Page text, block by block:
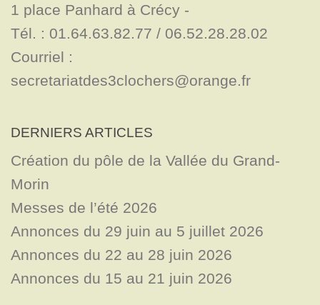
1 place Panhard à Crécy -
Tél. : 01.64.63.82.77 / 06.52.28.28.02
Courriel :
secretariatdes3clochers@orange.fr
DERNIERS ARTICLES
Création du pôle de la Vallée du Grand-
Morin
Messes de l’été 2026
Annonces du 29 juin au 5 juillet 2026
Annonces du 22 au 28 juin 2026
Annonces du 15 au 21 juin 2026